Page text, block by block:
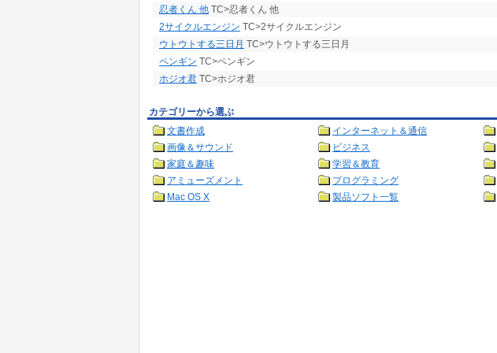
忍者くん 他 TC>忍者くん 他
2サイクルエンジン TC>2サイクルエンジン
ウトウトする三日月 TC>ウトウトする三日月
ペンギン TC>ペンギン
ホジオ君 TC>ホジオ君
カテゴリーから選ぶ
文書作成
インターネット＆通信
画像＆サウンド
ビジネス
家庭＆趣味
学習＆教育
アミューズメント
プログラミング
Mac OS X
製品ソフト一覧